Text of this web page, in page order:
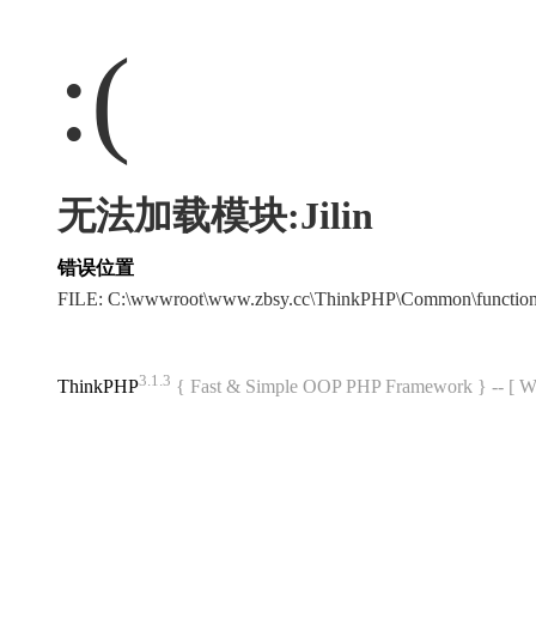
:(
无法加载模块:Jilin
错误位置
FILE:
ThinkPHP3.1.3 { Fast & Simple OOP PHP Framework } -- [